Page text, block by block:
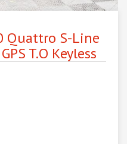
Quattro S-Line
T.O Keyless